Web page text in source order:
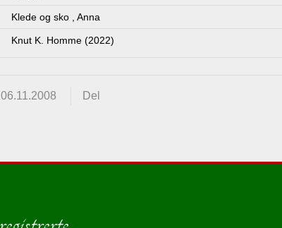
Klede og sko, Anna
Knut K. Homme (2022)
Del